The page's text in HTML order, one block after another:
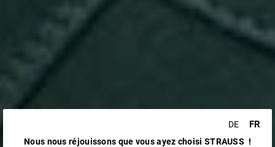
DE FR
Nous nous réjouissons que vous ayez choisi STRAUSS !